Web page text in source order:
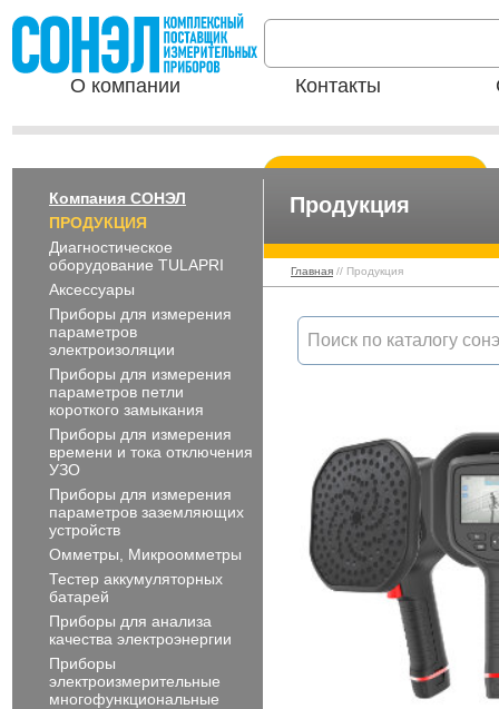
О компании Контакты
Компания СОНЭЛ
ПРОДУКЦИЯ
Диагностическое
оборудование TULAPRI
Аксессуары
Приборы для измерения
параметров
электроизоляции
Приборы для измерения
параметров петли
короткого замыкания
Приборы для измерения
времени и тока отключения
УЗО
Приборы для измерения
параметров заземляющих
устройств
Омметры, Микроомметры
Тестер аккумуляторных
батарей
Приборы для анализа
качества электроэнергии
Приборы
электроизмерительные
многофункциональные
Продукция
Главная // Продукция